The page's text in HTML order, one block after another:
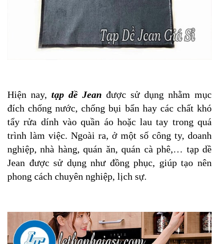
Hiện nay, tạp dề Jean được sử dụng nhằm mục
đích chống nước, chống bụi bẩn hay các chất khó
tẩy rửa dính vào quần áo hoặc lau tay trong quá
trình làm việc. Ngoài ra, ở một số công ty, doanh
nghiệp, nhà hàng, quán ăn, quán cà phê,… tạp dề
Jean được sử dụng như đồng phục, giúp tạo nên
phong cách chuyên nghiệp, lịch sự.